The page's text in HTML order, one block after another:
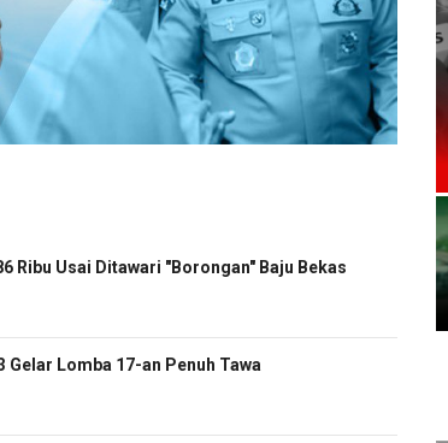
Ribu Usai Ditawari "Borongan" Baju Bekas
Gelar Lomba 17-an Penuh Tawa